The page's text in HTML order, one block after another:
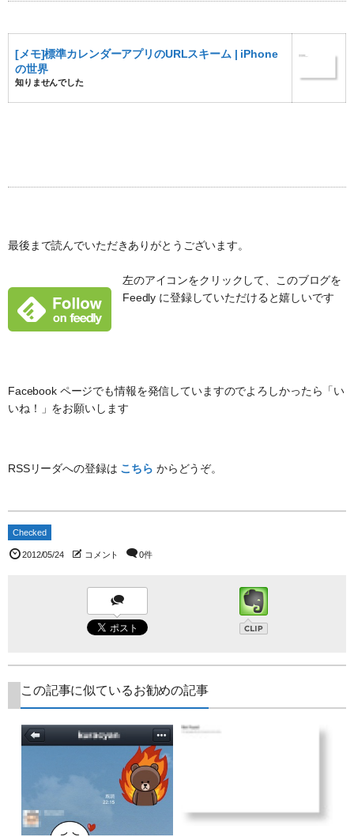
[メモ]標準カレンダーアプリのURLスキーム | iPhone
の世界
知りませんでした
最後まで読んでいただきありがとうございます。
左のアイコンをクリックして、このブログを
Feedly に登録していただけると嬉しいです
Facebook ページでも情報を発信していますのでよろしかったら「い
いね！」をお願いします
RSSリーダへの登録は こちら からどうぞ。
Checked
2012/05/24 コメント 0件
この記事に似ているお勧めの記事